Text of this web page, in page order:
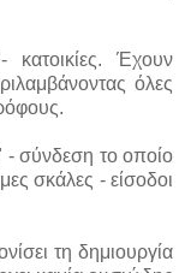
κατοικίες. Έχουν
όλες
- σύνδεση το οποίο
σκάλες - είσοδοι
τη δημιουργία